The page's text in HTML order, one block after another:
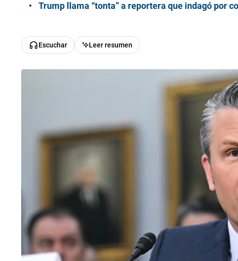
Trump llama “tonta” a reportera que indagó por
Escuchar Leer resumen